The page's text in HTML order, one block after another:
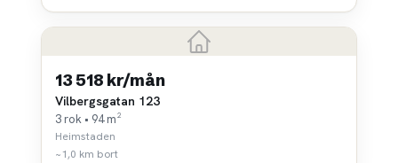
13 518 kr/mån
Vilbergsgatan 123
3 rok • 94 m²
Heimstaden
~1,0 km bort